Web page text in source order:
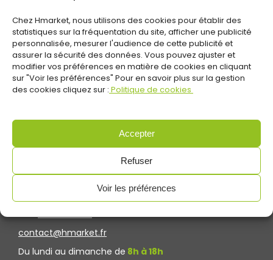
Chez Hmarket, nous utilisons des cookies pour établir des
statistiques sur la fréquentation du site, afficher une publicité
personnalisée, mesurer l'audience de cette publicité et
assurer la sécurité des données. Vous pouvez ajuster et
modifier vos préférences en matière de cookies en cliquant
sur "Voir les préférences" Pour en savoir plus sur la gestion
des cookies cliquez sur : Politique de cookies
Accepter
Refuser
Voir les préférences
CONTACTEZ-NOUS
Tel :01.85.10.02.50
contact@hmarket.fr
Du lundi au dimanche de 8h à 18h